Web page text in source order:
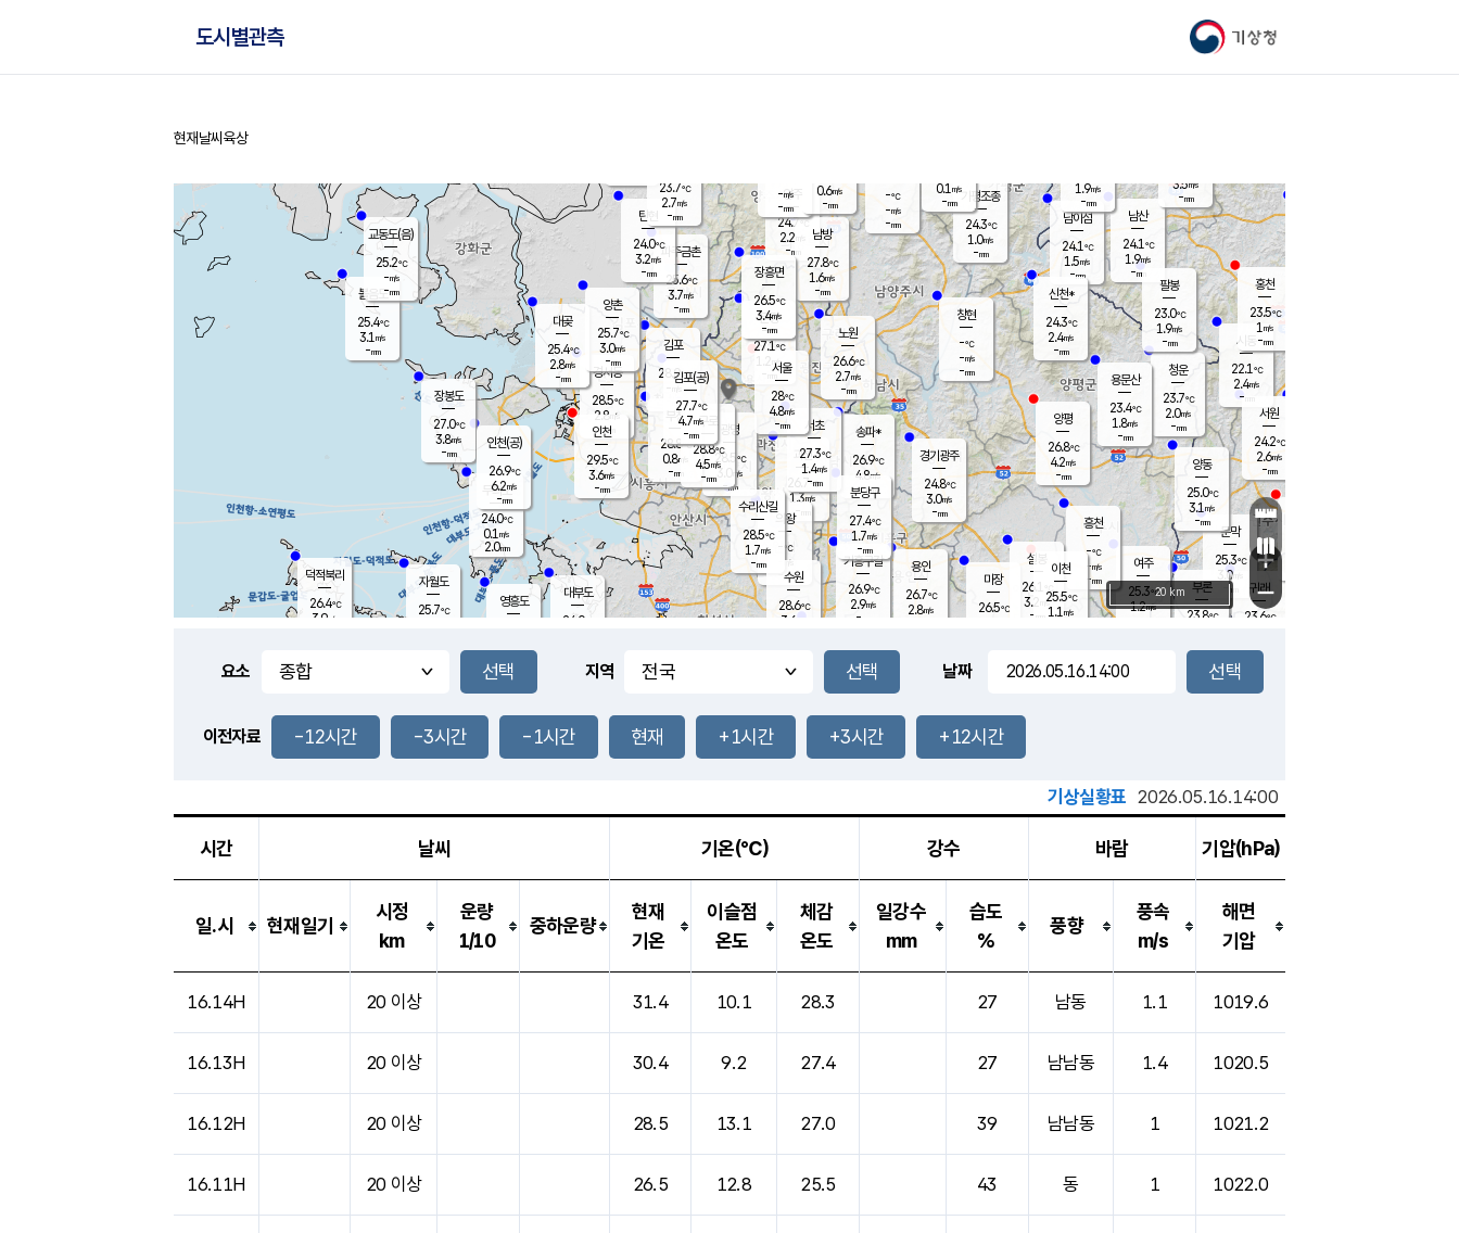
기상청
도시별관측
홈
현재날씨 육상
풍도
2.9m/s
0.5
문막
25.3℃
3.0m/s
mm
남이섬
24.1℃
1.5m/s
-mm
무의도
24.0℃
0.1 m/s
2.0mm
영흥도
볼음도
25.4℃
3.1 m/s
-mm
자월도
25.7℃
양주
24.7℃
2.2
-mm
부론
23.8℃
과천
26.7℃
1.3m/s
- mm
남산
24.1℃
1.9m/s
-mm
장봉도
27.0℃
3.8m/s
-mm
9.0mm
청운
23.7℃
2.0m/s
-mm
팔봉
23.0℃
1.9m/s
-mm
-mm
용인
26.7℃
2.8m/s
여주
25.3℃
1.2m/s
양동
25.0℃
3.1m/s
-mm
경기광주
24.8℃
3.0m/s
-mm
장호원
1.9m/s
-mm
25.5
℃
대부도
24.0
-
경서동
28.5℃
2.8 m/s
-mm
파주금촌
25.6℃
3.7m/s
-mm
가평조종
24.3℃
1.0m/s
-mm
-℃
-m/s
-mm
대곶
25.4℃
2.8m/s
-mm
신천*
24.3℃
2.4m/s
-mm
창현
-℃
-m/s
-mm
탄현
24.0℃
3.2m/s
-mm
0.1 m/s
-mm
26.7℃
0.9m/s
-mm
흥천
-℃
-m/s
-mm
마장
26.5℃
의왕
- ℃
m/s
mm
김포
28.0℃
-m/s
mm
설봉
26.1
3.2 m/s
- mm
광명
28.5 ℃
3.0 m/s
-mm
부천
28.8℃
0.8m/s
-mm
-mm
양촌
25.7℃
3.0m/s
-mm
구로
28.8℃
4.5m/s
-mm
은평
27.1℃
1.2 m/s
- mm
노원
26.6℃
2.7m/s
-mm
송파*
26.9℃
4.8m/s
-mm
서초
27.3℃
1.4m/s
-mm
남방
27.8℃
1.6m/s
-mm
기흥구갈
26.9℃
2.9m/s
-
수리산길
28.5℃
1.7m/s
-mm
분당구
27.4℃
1.7m/s
-mm
장흥면
26.5℃
3.4m/s
-mm
-m/s
-mm
시동
22.1℃
2.4m/s
- mm
귀래
23.6℃
서원
24.2℃
2.6m/s
-mm
용문산
23.4℃
1.8m/s
-mm
덕적북리
26.4℃
3.9m/s
인천(공)
26.9℃
6.2m/s
-mm
김포(공)
27.7℃
4.7m/s
-mm
교동도(음)
25.2℃
-m/s
-mm
홍천
23.5℃
1 m/s
-mm
이천
25.5℃
1.1 m/s
양평
26.8℃
4.2m/s
-mm
수원
28.6℃
3.6 m/s
인천
29.5℃
3.6m/s
-mm
서울
28℃
4.8m/s
-mm
3.5m/s
-mm
23.7℃
2.7m/s
-mm
0.6m/s
-mm
+
−
20 km
요소 지역 날짜
이전자료 -12시간 -3시간 -1시간 현재 +1시간 +3시간 +12시간
기상실황표 2026.05.16.14:00
시간 날씨 기온(℃) 강수 바람 기압(hPa)
일.시 현재일기
시정
km
운량
1/10
중하운량
현재
기온
이슬점
온도
체감
온도
일강수
mm
습도
%
풍향
풍속
m/s
해면
기압
16.14H 20 이상 31.4 10.1 28.3 27 남동 1.1 1019.6
16.13H 20 이상 30.4 9.2 27.4 27 남남동 1.4 1020.5
16.12H 20 이상 28.5 13.1 27.0 39 남남동 1 1021.2
16.11H 20 이상 26.5 12.8 25.5 43 동 1 1022.0